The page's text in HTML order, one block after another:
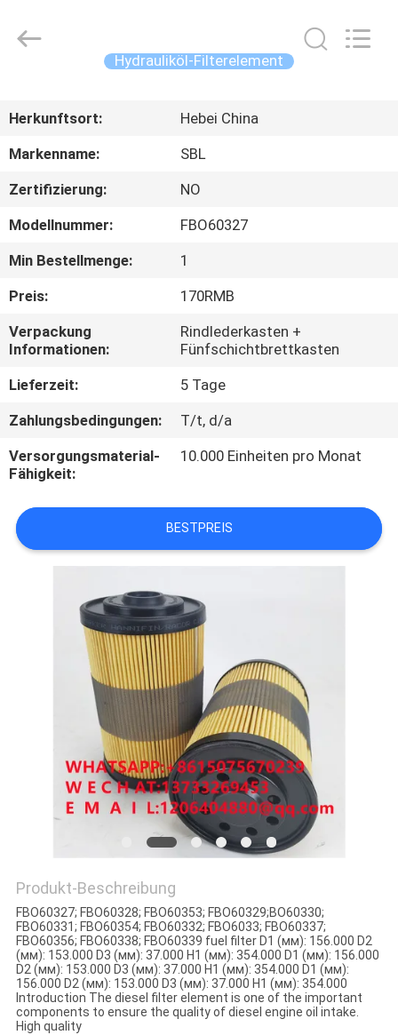
PRODUKTE
ÜBER
UNS
FABRIK-
AUSFLUG
QUALITÄTSKONTROLLE
SIE
MIT
VERBINDUNG
NACHRICHTEN
FÄLLE
SITEMAP
PRIVACY
POLICY
Rights
Reserved.
Hydrauliköl-Filterelement
Herkunftsort:
Hebei China
Markenname:
SBL
Zertifizierung:
NO
Modellnummer:
FBO60327
Min Bestellmenge:
1
Preis:
170RMB
Verpackung
Informationen:
Rindlederkasten +
Fünfschichtbrettkasten
Lieferzeit:
5 Tage
Zahlungsbedingungen:
T/t, d/a
Versorgungsmaterial-
Fähigkeit:
10.000 Einheiten pro Monat
BESTPREIS
Produkt-Beschreibung
FBO60327; FBO60328; FBO60353; FBO60329;BO60330;
FBO60331; FBO60354; FBO60332; FBO6033; FBO60337;
FBO60356; FBO60338; FBO60339 fuel filter D1 (мм): 156.000 D2
(мм): 153.000 D3 (мм): 37.000 H1 (мм): 354.000 D1 (мм): 156.000
D2 (мм): 153.000 D3 (мм): 37.000 H1 (мм): 354.000 D1 (мм):
156.000 D2 (мм): 153.000 D3 (мм): 37.000 H1 (мм): 354.000
Introduction The diesel filter element is one of the important
components to ensure the quality of diesel engine oil intake.
High quality